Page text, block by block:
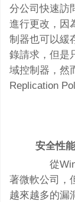
分公司快速訪
進行更改，因
制器也可以緩
錄請求，但是
域控制器，然
Replication
安全性
從
著微軟公司，
越來越多的漏